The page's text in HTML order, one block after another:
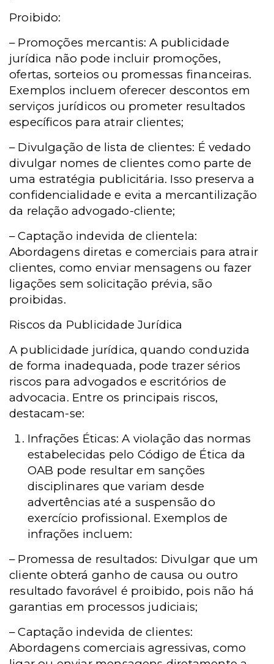
Proibido:
– Promoções mercantis: A publicidade
jurídica não pode incluir promoções,
ofertas, sorteios ou promessas financeiras.
Exemplos incluem oferecer descontos em
serviços jurídicos ou prometer resultados
específicos para atrair clientes;
– Divulgação de lista de clientes: É vedado
divulgar nomes de clientes como parte de
uma estratégia publicitária. Isso preserva a
confidencialidade e evita a mercantilização
da relação advogado-cliente;
– Captação indevida de clientela:
Abordagens diretas e comerciais para atrair
clientes, como enviar mensagens ou fazer
ligações sem solicitação prévia, são
proibidas.
Riscos da Publicidade Jurídica
A publicidade jurídica, quando conduzida
de forma inadequada, pode trazer sérios
riscos para advogados e escritórios de
advocacia. Entre os principais riscos,
destacam-se:
Infrações Éticas: A violação das normas
estabelecidas pelo Código de Ética da
OAB pode resultar em sanções
disciplinares que variam desde
advertências até a suspensão do
exercício profissional. Exemplos de
infrações incluem:
– Promessa de resultados: Divulgar que um
cliente obterá ganho de causa ou outro
resultado favorável é proibido, pois não há
garantias em processos judiciais;
– Captação indevida de clientes:
Abordagens comerciais agressivas, como